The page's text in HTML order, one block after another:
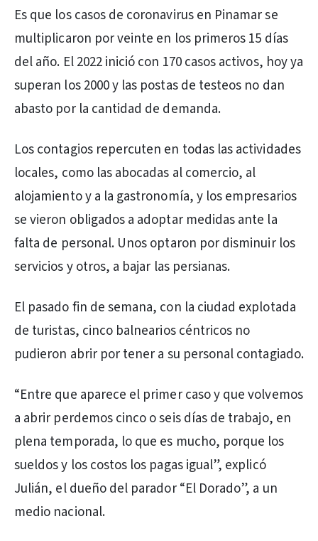
Es que los casos de coronavirus en Pinamar se
multiplicaron por veinte en los primeros 15 días
del año. El 2022 inició con 170 casos activos, hoy ya
superan los 2000 y las postas de testeos no dan
abasto por la cantidad de demanda.
Los contagios repercuten en todas las actividades
locales, como las abocadas al comercio, al
alojamiento y a la gastronomía, y los empresarios
se vieron obligados a adoptar medidas ante la
falta de personal. Unos optaron por disminuir los
servicios y otros, a bajar las persianas.
El pasado fin de semana, con la ciudad explotada
de turistas, cinco balnearios céntricos no
pudieron abrir por tener a su personal contagiado.
“Entre que aparece el primer caso y que volvemos
a abrir perdemos cinco o seis días de trabajo, en
plena temporada, lo que es mucho, porque los
sueldos y los costos los pagas igual”, explicó
Julián, el dueño del parador “El Dorado”, a un
medio nacional.